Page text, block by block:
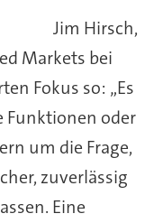
Jim Hirsch,
Markets bei
Fokus so: „Es
oder
um die Frage,
zuverlässig
Eine